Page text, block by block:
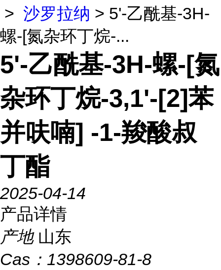
> 沙罗拉纳 > 5'-乙酰基-3H-
螺-[氮杂环丁烷-...
5'-乙酰基-3H-螺-[氮
杂环丁烷-3,1'-[2]苯
并呋喃] -1-羧酸叔
丁酯
2025-04-14
产品详情
产地 山东
Cas： 1398609-81-8